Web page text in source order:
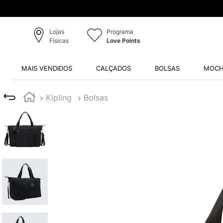
Lojas
Físicas
Programa
Love Points
MAIS VENDIDOS CALÇADOS BOLSAS
Kipling Bolsas